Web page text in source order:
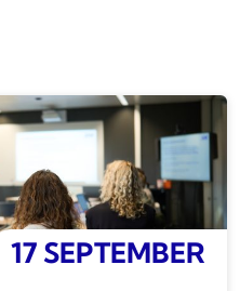
17 SEPTEMBER